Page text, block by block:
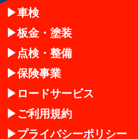
車検
板金・塗装
点検・整備
保険事業
ロードサービス
ご利用規約
プライバシーポリシー